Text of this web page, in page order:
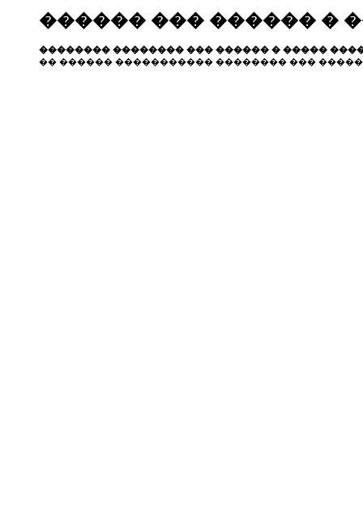
������ ��� ������ �
�������� �������� ��� ������ � �����
�� ������ ����������� �������� ���